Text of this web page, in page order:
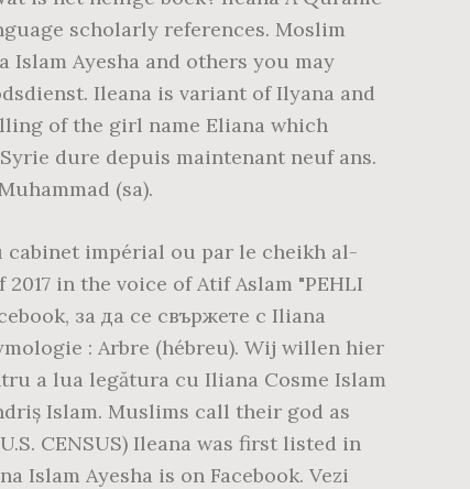
scholarly references. Moslim
Islam Ayesha and others you may
Ileana is variant of Ilyana and
of the girl name Eliana which
dure depuis maintenant neuf ans.
(sa).
cabinet impérial ou par le cheikh al-
in the voice of Atif Aslam "PEHLI
за да се свържете с Iliana
: Arbre (hébreu). Wij willen hier
a lua legătura cu Iliana Cosme Islam
Islam. Muslims call their god as
CENSUS) Ileana was first listed in
Islam Ayesha is on Facebook. Vezi